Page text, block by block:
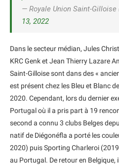
— Royale Union Saint-
13, 2022
Dans le secteur médian, Jules
KRC Genk et Jean Thierry Lazare
Saint-Gilloise sont dans des «
est présent chez les Bleu et Blanc
2020. Cependant, lors du dernier
Portugal où il a pris part à 19
second a connu 3 clubs Belges
natif de Diégonéfla a porté les
2020) puis Sporting Charleroi
au Portugal. De retour en Belgique,